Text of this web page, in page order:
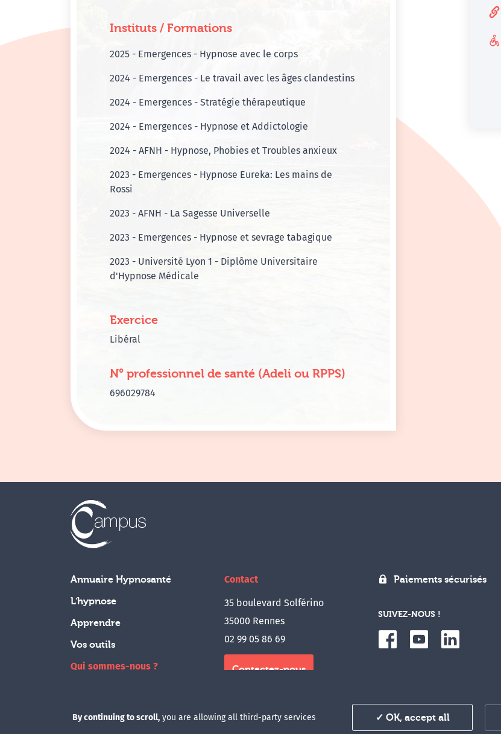
Instituts / Formations
2025 - Emergences - Hypnose avec le corps
2024 - Emergences - Le travail avec les âges clandestins
2024 - Emergences - Stratégie thérapeutique
2024 - Emergences - Hypnose et Addictologie
2024 - AFNH - Hypnose, Phobies et Troubles anxieux
2023 - Emergences - Hypnose Eureka: Les mains de
Rossi
2023 - AFNH - La Sagesse Universelle
2023 - Emergences - Hypnose et sevrage tabagique
2023 - Université Lyon 1 - Diplôme Universitaire
d'Hypnose Médicale
Exercice
Libéral
N° professionnel de santé (Adeli ou RPPS)
696029784
Annuaire Hypnosanté
L'hypnose
Apprendre
Vos outils
Qui sommes-nous ?
Contact
35 boulevard Solférino
35000 Rennes
02 99 05 86 69
Contactez-nous
Paiements sécurisés
SUIVEZ-NOUS !
By continuing to scroll, you are allowing all third-party services ✓ OK, accept all